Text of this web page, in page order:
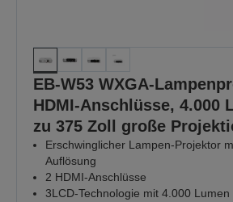
EB-W53 WXGA-
HDMI-Anschlüsse, 4.000
zu 375 Zoll große
Erschwinglicher Lampen-Projektor
Auflösung
2 HDMI-Anschlüsse
3LCD-Technologie mit 4.000